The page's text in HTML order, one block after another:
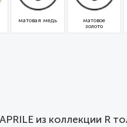
матовая медь
матовое
золото
из коллекции R